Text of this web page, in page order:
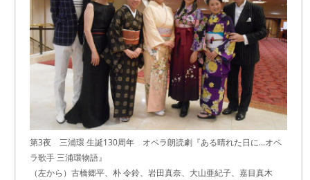
第3夜 三浦環 生誕130周年 オペラ朗読劇『ある晴れた日に...オペ
ラ歌手 三浦環物語』
（左から）古橋郷平、朴 令鈴、岩田真奈、大山亜紀子、嘉目真木